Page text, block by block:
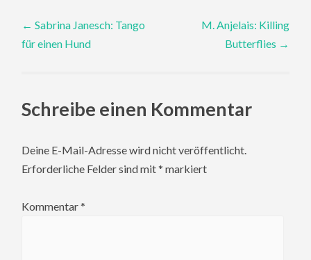
Post
← Sabrina Janesch: Tango
für einen Hund
M. Anjelais: Killing
Butterflies →
Schreibe einen Kommentar
Deine E-Mail-Adresse wird nicht veröffentlicht.
Erforderliche Felder sind mit* markiert
Kommentar*